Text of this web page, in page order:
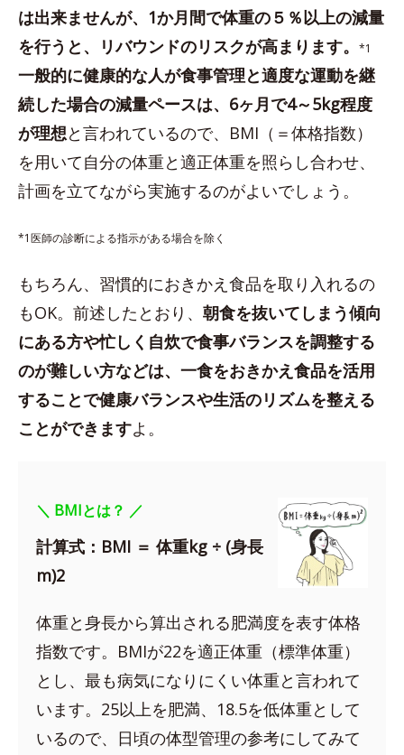
は出来ませんが、1か月間で体重の５％以上の減量
を行うと、リバウンドのリスクが高まります。
*1
一般的に健康的な人が食事管理と適度な運動を継
続した場合の減量ペースは、6ヶ月で4～5kg程度
が理想と言われているので、BMI（＝体格指数）
を用いて自分の体重と適正体重を照らし合わせ、
計画を立てながら実施するのがよいでしょう。
*1医師の診断による指示がある場合を除く
もちろん、習慣的におきかえ食品を取り入れるの
もOK。前述したとおり、 朝食を抜いてしまう傾向
にある方や忙しく自炊で食事バランスを調整する
のが難しい方などは、一食をおきかえ食品を活用
することで健康バランスや生活のリズムを整える
ことができますよ。
＼ BMIとは？ ／
計算式：BMI ＝ 体重kg ÷ (身長
m)2
体重と身長から算出される肥満度を表す体格
指数です。BMIが22を適正体重（標準体重）
とし、最も病気になりにくい体重と言われて
います。25以上を肥満、18.5を低体重として
いるので、日頃の体型管理の参考にしてみて